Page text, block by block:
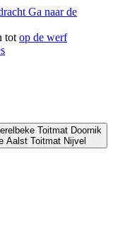
Ga naar de
tot op de werf
Toitmat Doornik
Aalst Toitmat Nijvel